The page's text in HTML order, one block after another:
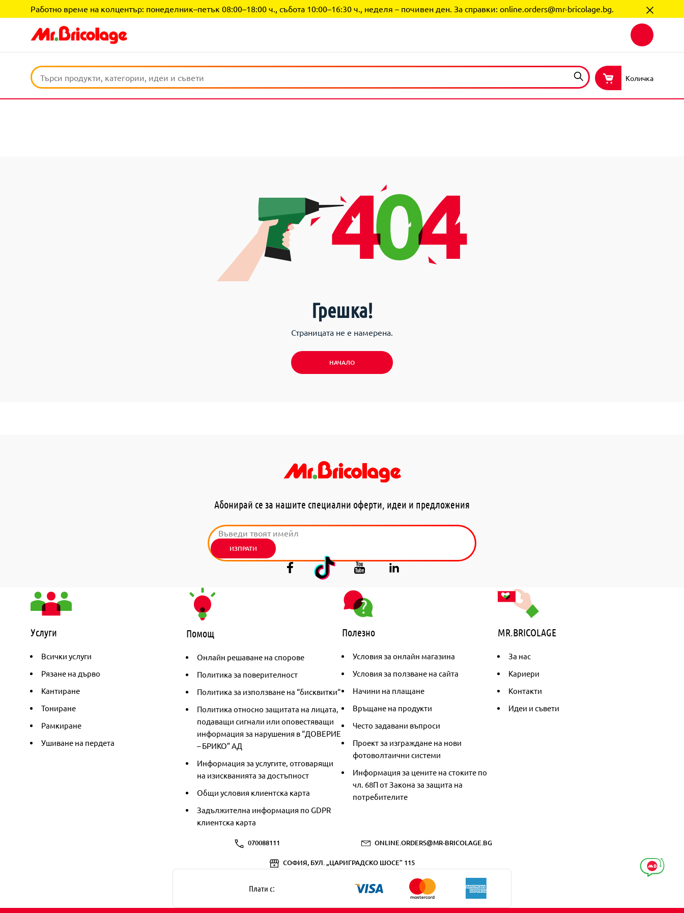
Работно време на колцентър: понеделник–петък 08:00–18:00 ч., събота 10:00–16:30 ч., неделя – почивен ден. За справки: online.orders@mr-bricolage.bg.
Количка
Грешка!
Страницата не е намерена.
НАЧАЛО
Абонирай се за нашите специални оферти, идеи и предложения
ИЗПРАТИ
Услуги
Всички услуги
Рязане на дърво
Кантиране
Тониране
Рамкиране
Ушиване на пердета
Помощ
Онлайн решаване на спорове
Политика за поверителност
Политика за използване на “бисквитки“
Политика относно защитата на лицата,
подаващи сигнали или оповестяващи
информация за нарушения в “ДОВЕРИЕ
– БРИКО” АД
Информация за услугите, отговарящи
на изискванията за достъпност
Общи условия клиентска карта
Задължителна информация по GDPR
клиентска карта
Полезно
Условия за онлайн магазина
Условия за ползване на сайта
Начини на плащане
Връщане на продукти
Често задавани въпроси
Проект за изграждане на нови
фотоволтаични системи
Информация за цените на стоките по
чл. 68П от Закона за защита на
потребителите
MR.BRICOLAGE
За нас
Кариери
Контакти
Идеи и съвети
070088111 ONLINE.ORDERS@MR-BRICOLAGE.BG
СОФИЯ, БУЛ. „ЦАРИГРАДСКО ШОСЕ” 115
Плати с: